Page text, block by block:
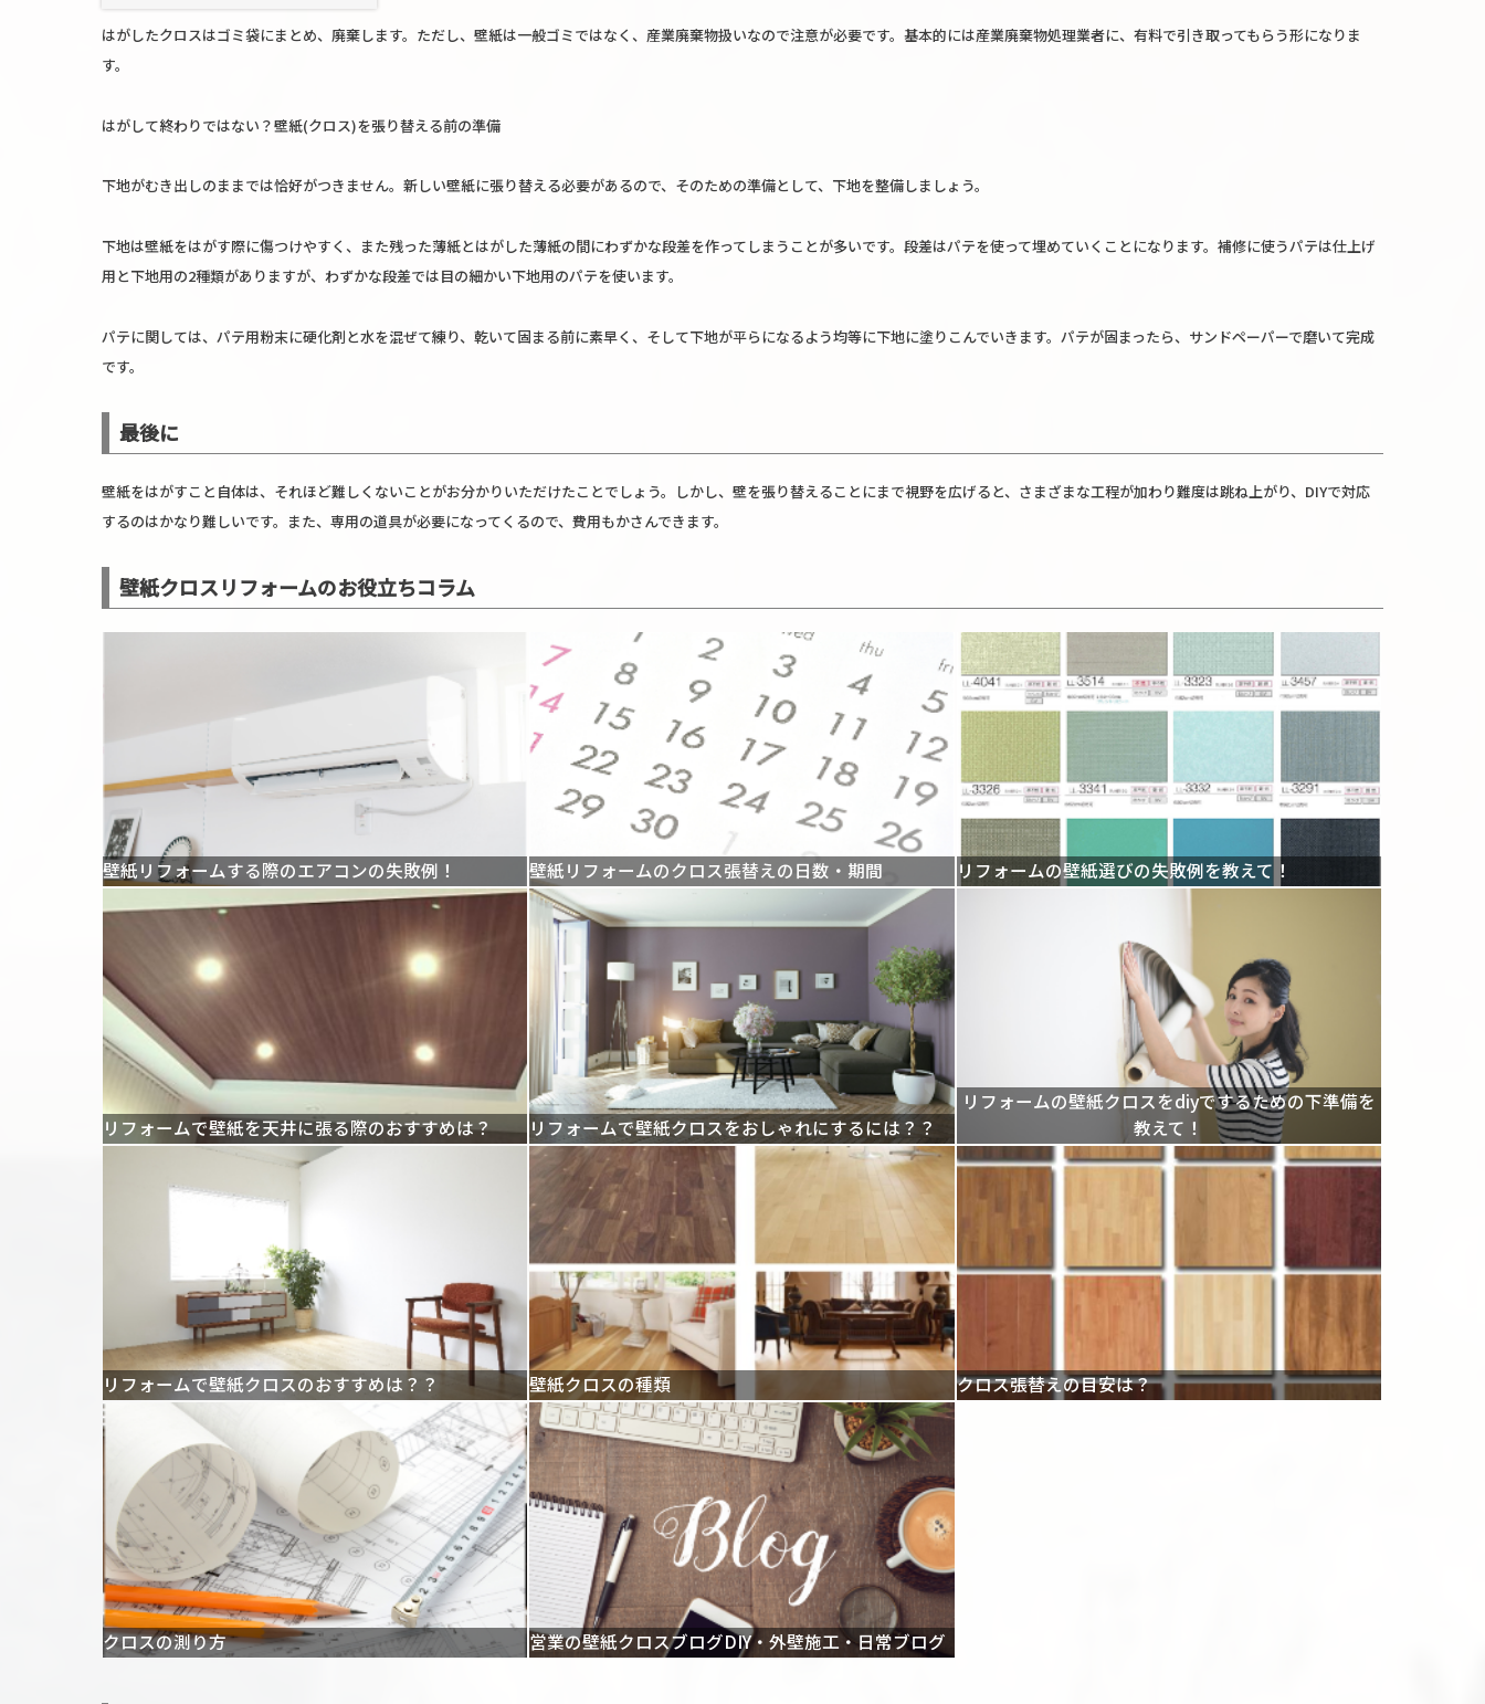
はがしたクロスはゴミ袋にまとめ、廃棄します。ただし、壁紙は一般ゴミではなく、産業廃棄物扱いなので注意が必要です。基本的には産業廃棄物処理業者に、有料で引き取ってもらう形になりま
す。
はがして終わりではない？壁紙(クロス)を張り替える前の準備
下地がむき出しのままでは恰好がつきません。新しい壁紙に張り替える必要があるので、そのための準備として、下地を整備しましょう。
下地は壁紙をはがす際に傷つけやすく、また残った薄紙とはがした薄紙の間にわずかな段差を作ってしまうことが多いです。段差はパテを使って埋めていくことになります。補修に使うパテは仕上げ
用と下地用の2種類がありますが、わずかな段差では目の細かい下地用のパテを使います。
パテに関しては、パテ用粉末に硬化剤と水を混ぜて練り、乾いて固まる前に素早く、そして下地が平らになるよう均等に下地に塗りこんでいきます。パテが固まったら、サンドペーパーで磨いて完成
です。
最後に
壁紙をはがすこと自体は、それほど難しくないことがお分かりいただけたことでしょう。しかし、壁を張り替えることにまで視野を広げると、さまざまな工程が加わり難度は跳ね上がり、DIYで対応
するのはかなり難しいです。また、専用の道具が必要になってくるので、費用もかさんできます。
壁紙クロスリフォームのお役立ちコラム
壁紙リフォームする際のエアコンの失敗例！ 壁紙リフォームのクロス張替えの日数・期間 リフォームの壁紙選びの失敗例を教えて！
リフォームで壁紙を天井に張る際のおすすめは？ リフォームで壁紙クロスをおしゃれにするには？？
リフォームの壁紙クロスをdiyでするための下準備を
教えて！
リフォームで壁紙クロスのおすすめは？？ 壁紙クロスの種類 クロス張替えの目安は？
クロスの測り方 営業の壁紙クロスブログDIY・外壁施工・日常ブログ